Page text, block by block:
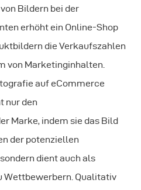
Bildern bei der
erhöht ein Online-Shop
die Verkaufszahlen
von Marketinginhalten.
auf eCommerce
nur den
Marke, indem sie das Bild
der potenziellen
dient auch als
Wettbewerbern. Qualitativ